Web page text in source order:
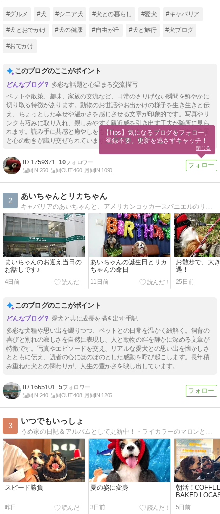
#グルメ #犬 #シニア犬 #犬との暮らし #愛犬 #キャバリア
#犬とおでかけ #犬の健康 #自由が丘 #犬と旅行 #犬ブログ
#おでかけ
このブログのここがポイント
多彩な話題と心温まる交流描写
ペットや散策、趣味、家族の交流など、日常のさりげない瞬間を鮮やかに
切り取る特徴があります。動物のお世話やお出かけの様子を生き生きと伝
え、ちょっとした幸せや温かさを感じさせる文章が印象的です。写真やリ
ンクも巧みに取り入れ、親しみやすく親近感を引き出す工夫が随所に見ら
れます。読み手に共感と癒やしをもたらすやさしいトーンで、身近な風景
と心の動きが織り交ぜられています。
1759371 10
週間IN:250 週間OUT:460 月間IN:1090
2
あいちゃんとリカちゃん
まいちゃんのお迎え当日の
お話しです♪
4日前
あいちゃんの誕生日とリカ
ちゃんの命日
11日前
お散歩で、大
遇！
25日前
このブログのここがポイント
愛犬と共に成長を描き出す手記
多彩な犬種や思い出を綴りつつ、ペットとの日常を温かく紐解く。飼育の
喜びと別れの寂しさを自然に表現し、人と動物の絆を静かに深める文章が
特徴です。写真やエピソードを交え、リアルな愛犬との思い出を懐かしさ
とともに伝え、読者の心にほのぼのとした感動を呼び起こします。長年積
み重ねた犬との関わりが、人生の豊かさを映し出しています。
1665101 5
週間IN:240 週間OUT:408 月間IN:1206
3
いつでもいっしょ
うめ家の日記＆アルバムとして更新中！トライカラーのマロンとブラタンのブレアの日常です。
スピード勝負
昨日
夏の姿に変身
3日前
朝活！
BAKED
5日前
【Tips】気になるブログをフォロー。
登録不要。更新を逃さずキャッチ！
閉じる